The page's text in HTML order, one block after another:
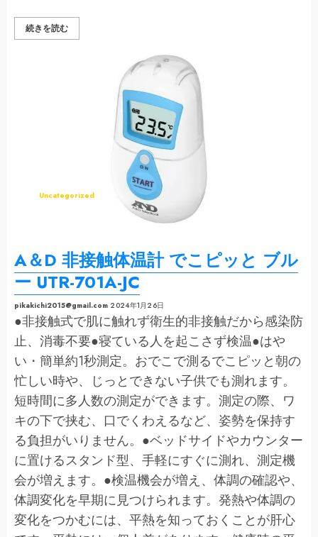
続きを読むエ
ー・
ロ
詳
細
を
ご
覧
く
だ
さ
い
Uncategorized
A＆D 非接触体温計 でこピッと ブル
ー UTR-701A-JC
pikakichi2015@gmail.com 2024年1月26日
●非接触式で肌に触れず衛生的非接触だから感染防
止、消毒不要●寝ている人を起こさず検温●はや
い・簡単約1秒測定。おでこで測るでこピッと朝の
忙しい時や、じっとできない子供でも測れます。
短時間に多人数の測定ができます。測定の際、ワ
キの下で挟む、口でくわえるなど、姿勢を保持す
る負担がいりません。●ベッドサイドやカウンター
に置けるスタンド型、手軽にすぐに測れ、測定機
会が増えます。●検温機会が増え、体調の確認や、
体調変化を早期に見つけられます。発熱や体調の
変化をつかむには、平熱を知っておくことが肝心